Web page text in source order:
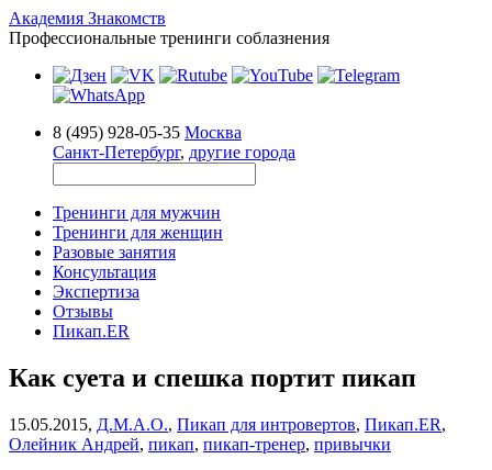
Академия Знакомств
Профессиональные тренинги соблазнения
8 (495) 928-05-35 Москва
Санкт-Петербург, другие города
Тренинги для мужчин
Тренинги для женщин
Разовые занятия
Консультация
Экспертиза
Отзывы
Пикап.ER
Как суета и спешка портит пикап
15.05.2015, Д.М.А.О., Пикап для интровертов, Пикап.ER,
Олейник Андрей, пикап, пикап-тренер, привычки